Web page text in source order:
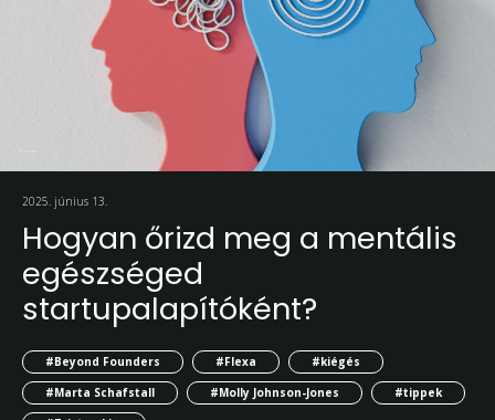
2025. június 13.
Hogyan őrizd meg a mentális
egészséged
startupalapítóként?
#Beyond Founders #Flexa
#kiégés
#Marta Schafstall
#Molly Johnson-Jones
#tippek